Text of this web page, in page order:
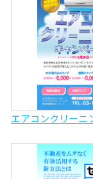
エアコンクリーニ